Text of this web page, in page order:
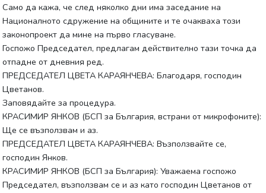
Само да кажа, че след няколко дни има заседание на
Националното сдружение на общините и те очакваха този
законопроект да мине на първо гласуване.
Госпожо Председател, предлагам действително тази точка да
отпадне от дневния ред.
ПРЕДСЕДАТЕЛ ЦВЕТА КАРАЯНЧЕВА: Благодаря, господин
Цветанов.
Заповядайте за процедура.
КРАСИМИР ЯНКОВ (БСП за България, встрани от микрофоните):
Ще се възползвам и аз.
ПРЕДСЕДАТЕЛ ЦВЕТА КАРАЯНЧЕВА: Възползвайте се,
господин Янков.
КРАСИМИР ЯНКОВ (БСП за България): Уважаема госпожо
Председател, възползвам се и аз като господин Цветанов от